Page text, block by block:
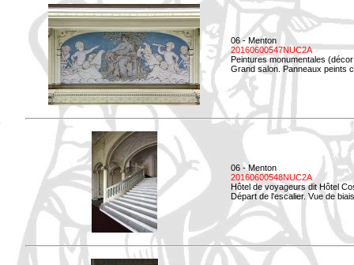
06 - Menton
20160600547NUC2A
Peintures monumentales
Grand salon. Panneaux peints
06 - Menton
20160600548NUC2A
Hôtel de voyageurs dit Hôtel
Départ de l'escalier. Vue de